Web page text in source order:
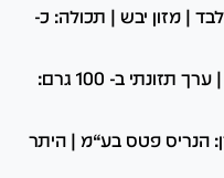
| מזון יבש | תכולה: כ-
כולל עצם, 9% ביצת עוף מיובשת | ערך תזונתי ב- 100 גרם:
, אפר 4.5% | היצרן: הנריס פטס בע“מ | היתר